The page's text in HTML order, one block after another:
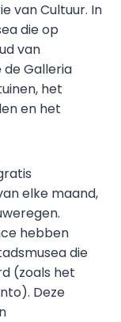
van Cultuur. In
die op
van
Galleria
het
en het
elke maand,
hebben
die
(zoals het
Deze